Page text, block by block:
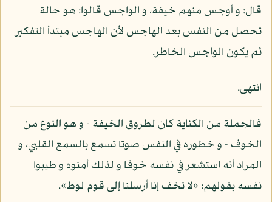
قال: و أوجس منهم خيفة، و الواجس قالوا: هو حالة
تحصل من النفس بعد الهاجس لأن الهاجس مبتدأ التفكير
ثم يكون الواجس الخاطر.
انتهى.
فالجملة من الكناية كان لطروق الخيفة - و هو النوع من
الخوف - و خطوره في النفس صوتا تسمع بالسمع القلبي، و
المراد أنه استشعر في نفسه خوفا و لذلك أمنوه و طيبوا
نفسه بقولهم: «لا تخف إنا أرسلنا إلى قوم لوط».